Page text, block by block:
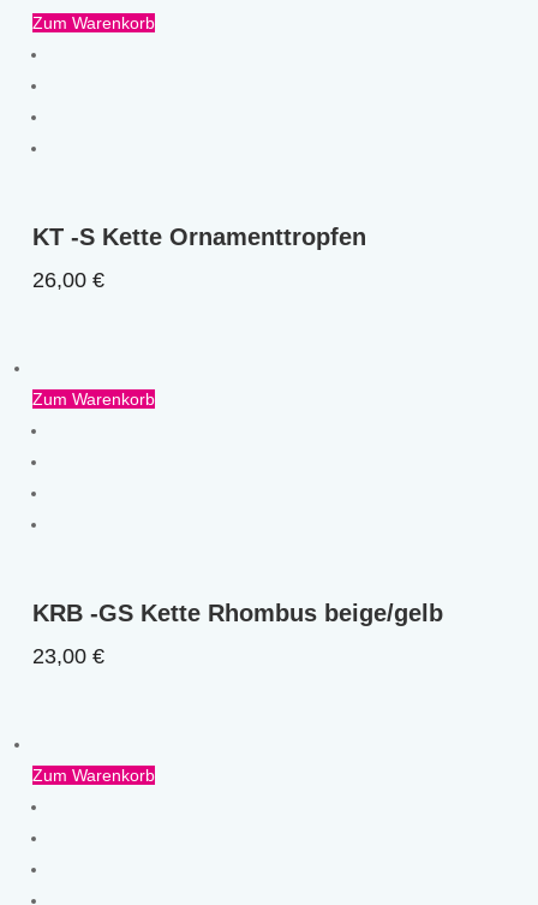
Zum Warenkorb
KT -S Kette Ornamenttropfen
26,00€
Zum Warenkorb
KRB -GS Kette Rhombus beige/gelb
23,00€
Zum Warenkorb